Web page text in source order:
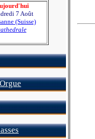
7 Août
(Suisse)